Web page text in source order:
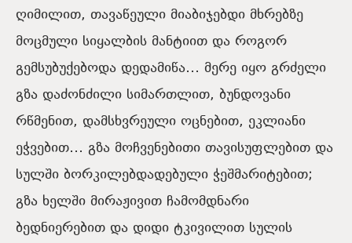
ღიმილით, თავაწეული მიაბიჯებდი მხრებზე
მოცმული სიყალბის მანტიით და როგორ
გემსუბუქებოდა დედამიწა… მერე იყო გრძელი
გზა დაძონძილი სიმართლით, ბუნდოვანი
რწმენით, დამსხვრეული ოცნებით, ეკლიანი
ეჭვებით… გზა მოჩვენებითი თავისუფლებით და
სულში ბორკილებდადებული ჭეშმარიტებით;
გზა ხელში მირაჟივით ჩამომდნარი
ბედნიერებით და დიდი ტკივილით სულის